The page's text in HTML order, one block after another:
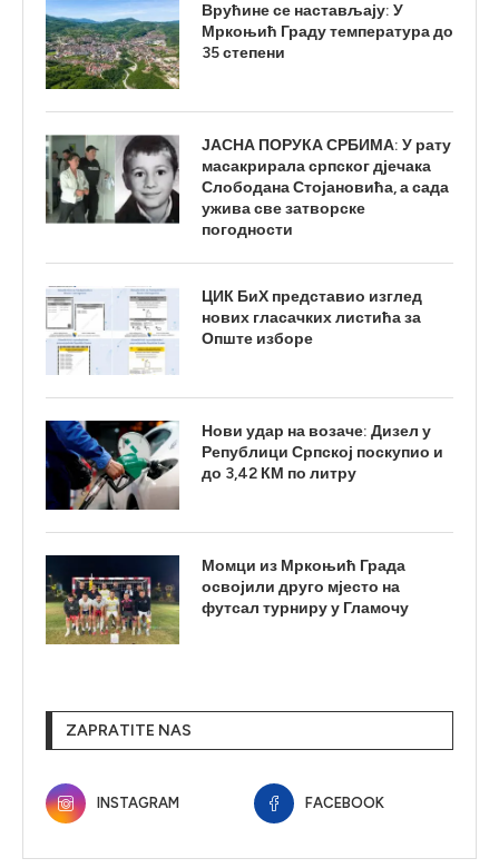
Врућине се настављају: У
Мркоњић Граду температура до
35 степени
ЈАСНА ПОРУКА СРБИМА: У рату
масакрирала српског дјечака
Слободана Стојановића, а сада
ужива све затворске
погодности
ЦИК БиХ представио изглед
нових гласачких листића за
Опште изборе
Нови удар на возаче: Дизел у
Републици Српској поскупио и
до 3,42 КМ по литру
Момци из Мркоњић Града
освојили друго мјесто на
футсал турниру у Гламочу
ZAPRATITE NAS
INSTAGRAM FACEBOOK